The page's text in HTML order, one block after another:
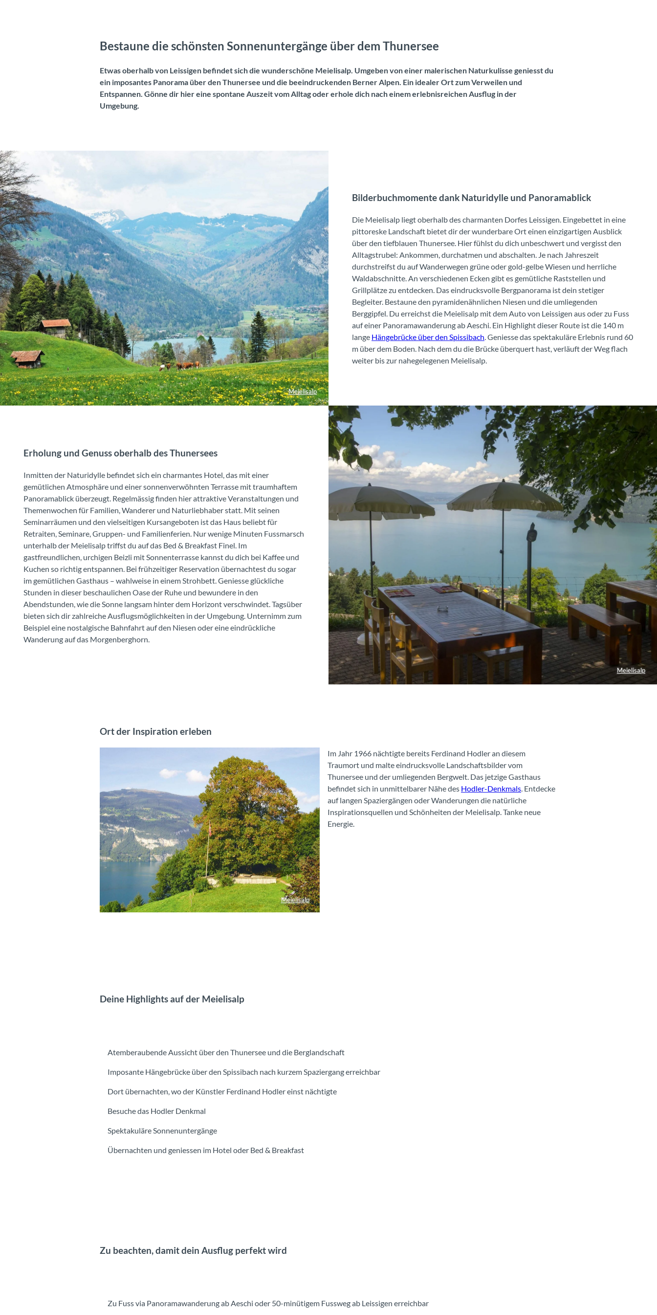
Bestaune die schönsten Sonnenuntergänge über dem Thunersee
Etwas oberhalb von Leissigen befindet sich die wunderschöne Meielisalp. Umgeben von einer malerischen Naturkulisse geniesst du
ein imposantes Panorama über den Thunersee und die beeindruckenden Berner Alpen. Ein idealer Ort zum Verweilen und
Entspannen. Gönne dir hier eine spontane Auszeit vom Alltag oder erhole dich nach einem erlebnisreichen Ausflug in der
Umgebung.
Meielisalp
Bilderbuchmomente dank Naturidylle und Panoramablick
Die Meielisalp liegt oberhalb des charmanten Dorfes Leissigen. Eingebettet in eine
pittoreske Landschaft bietet dir der wunderbare Ort einen einzigartigen Ausblick
über den tiefblauen Thunersee. Hier fühlst du dich unbeschwert und vergisst den
Alltagstrubel: Ankommen, durchatmen und abschalten. Je nach Jahreszeit
durchstreifst du auf Wanderwegen grüne oder gold-gelbe Wiesen und herrliche
Waldabschnitte. An verschiedenen Ecken gibt es gemütliche Raststellen und
Grillplätze zu entdecken. Das eindrucksvolle Bergpanorama ist dein stetiger
Begleiter. Bestaune den pyramidenähnlichen Niesen und die umliegenden
Berggipfel. Du erreichst die Meielisalp mit dem Auto von Leissigen aus oder zu Fuss
auf einer Panoramawanderung ab Aeschi. Ein Highlight dieser Route ist die 140 m
lange Hängebrücke über den Spissibach. Geniesse das spektakuläre Erlebnis rund 60
m über dem Boden. Nach dem du die Brücke überquert hast, verläuft der Weg flach
weiter bis zur nahegelegenen Meielisalp.
Erholung und Genuss oberhalb des Thunersees
Inmitten der Naturidylle befindet sich ein charmantes Hotel, das mit einer
gemütlichen Atmosphäre und einer sonnenverwöhnten Terrasse mit traumhaftem
Panoramablick überzeugt. Regelmässig finden hier attraktive Veranstaltungen und
Themenwochen für Familien, Wanderer und Naturliebhaber statt. Mit seinen
Seminarräumen und den vielseitigen Kursangeboten ist das Haus beliebt für
Retraiten, Seminare, Gruppen- und Familienferien. Nur wenige Minuten Fussmarsch
unterhalb der Meielisalp triffst du auf das Bed & Breakfast Finel. Im
gastfreundlichen, urchigen Beizli mit Sonnenterrasse kannst du dich bei Kaffee und
Kuchen so richtig entspannen. Bei frühzeitiger Reservation übernachtest du sogar
im gemütlichen Gasthaus – wahlweise in einem Strohbett. Geniesse glückliche
Stunden in dieser beschaulichen Oase der Ruhe und bewundere in den
Abendstunden, wie die Sonne langsam hinter dem Horizont verschwindet. Tagsüber
bieten sich dir zahlreiche Ausflugsmöglichkeiten in der Umgebung. Unternimm zum
Beispiel eine nostalgische Bahnfahrt auf den Niesen oder eine eindrückliche
Wanderung auf das Morgenberghorn.
Meielisalp
Ort der Inspiration erleben
Meielisalp
Hodlergedenkstätte Meielisalp
Im Jahr 1966 nächtigte bereits Ferdinand Hodler an diesem
Traumort und malte eindrucksvolle Landschaftsbilder vom
Thunersee und der umliegenden Bergwelt. Das jetzige Gasthaus
befindet sich in unmittelbarer Nähe des Hodler-Denkmals. Entdecke
auf langen Spaziergängen oder Wanderungen die natürliche
Inspirationsquellen und Schönheiten der Meielisalp. Tanke neue
Energie.
Deine Highlights auf der Meielisalp
Atemberaubende Aussicht über den Thunersee und die Berglandschaft
Imposante Hängebrücke über den Spissibach nach kurzem Spaziergang erreichbar
Dort übernachten, wo der Künstler Ferdinand Hodler einst nächtigte
Besuche das Hodler Denkmal
Spektakuläre Sonnenuntergänge
Übernachten und geniessen im Hotel oder Bed & Breakfast
Zu beachten, damit dein Ausflug perfekt wird
Zu Fuss via Panoramawanderung ab Aeschi oder 50-minütigem Fussweg ab Leissigen erreichbar